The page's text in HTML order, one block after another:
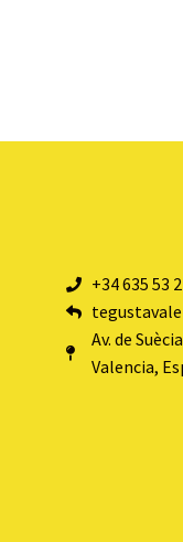
+34 635 53
Av. de
Valencia,